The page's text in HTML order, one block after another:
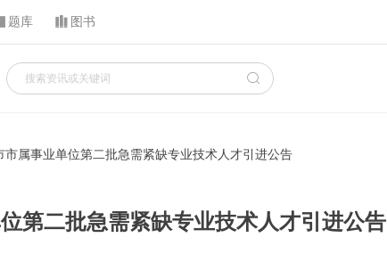
题库 图书
市属事业单位第二批急需紧缺专业技术人才引进公告
第二批急需紧缺专业技术人才引进公告